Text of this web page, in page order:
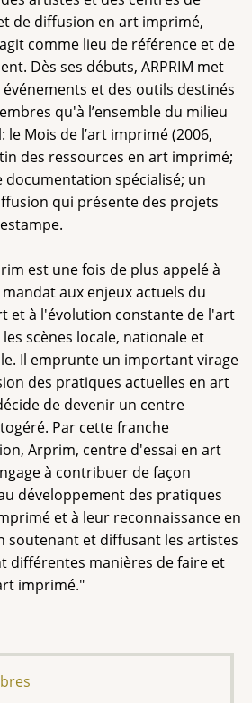
de diffusion en art imprimé,
comme lieu de référence et de
Dès ses débuts, ARPRIM met
et des outils destinés
qu'à l’ensemble du milieu
le Mois de l’art imprimé (2006,
des ressources en art imprimé;
documentation spécialisé; un
qui présente des projets
est une fois de plus appelé à
aux enjeux actuels du
et à l'évolution constante de l'art
scènes locale, nationale et
Il emprunte un important virage
des pratiques actuelles en art
de devenir un centre
Par cette franche
Arprim, centre d'essai en art
à contribuer de façon
développement des pratiques
et à leur reconnaissance en
soutenant et diffusant les artistes
différentes manières de faire et
imprimé."